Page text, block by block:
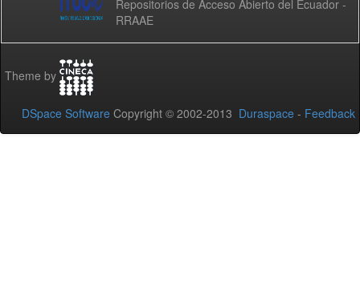
Repositorios de Acceso Abierto del Ecuador -
RRAAE
Theme by
DSpace Software Copyright © 2002-2013 Duraspace - Feedback